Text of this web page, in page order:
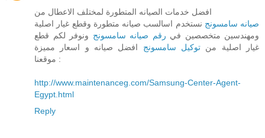
افضل خدمات الصيانه المتطورة لمختلف الاعطال من
صيانه سامسونج نستخدم اسالسب صيانه متطورة وقطع غيار اصلية
ومهندسين متخصصين في رقم صيانه سامسونج ونوفر لكم قطع
غيار اصلية من توكيل سامسونج افضل صيانه و اسعار مميزة
موقعنا :
http://www.maintenanceg.com/Samsung-Center-Agent-
Egypt.html
Reply